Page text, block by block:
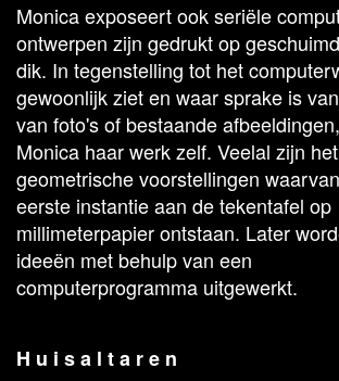
Monica exposeert ook seriële
ontwerpen zijn gedrukt op
dik. In tegenstelling tot het
gewoonlijk ziet en waar sprake is
van foto's of bestaande
Monica haar werk zelf. Veelal zijn het
geometrische voorstellingen
eerste instantie aan de tekentafel op
millimeterpapier ontstaan. Later
ideeën met behulp van een
computerprogramma uitgewerkt.
H u i s a l t a r e n